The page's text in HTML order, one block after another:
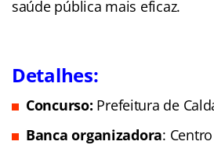
saúde pública mais eficaz.
Detalhes:
Concurso: Prefeitura de
Banca organizadora: